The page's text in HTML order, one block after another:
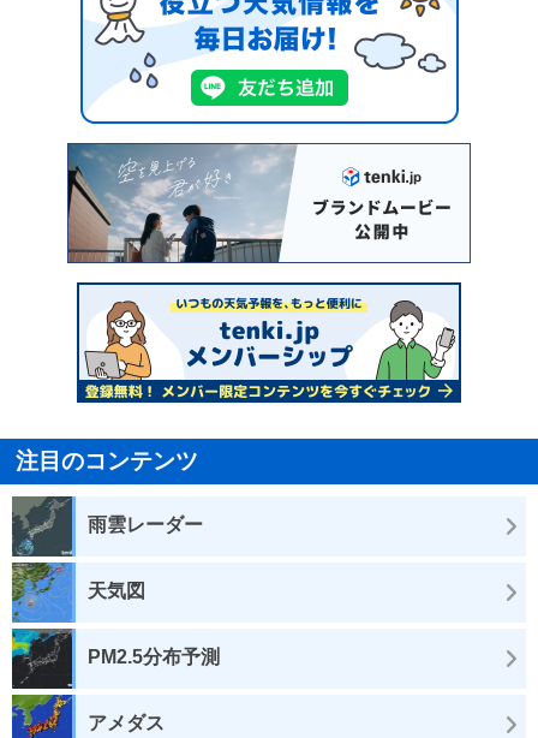
注目のコンテンツ
雨雲レーダー
天気図
PM2.5分布予測
アメダス